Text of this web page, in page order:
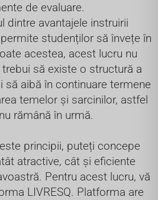
de evaluare.
dintre avantajele instruirii
studenților să învețe în
acestea, acest lucru nu
să existe o structură a
să aibă în continuare termene
temelor și sarcinilor, astfel
rămână în urmă.
principii, puteți concepe
atractive, cât și eficiente
Pentru acest lucru, vă
LIVRESQ. Platforma are